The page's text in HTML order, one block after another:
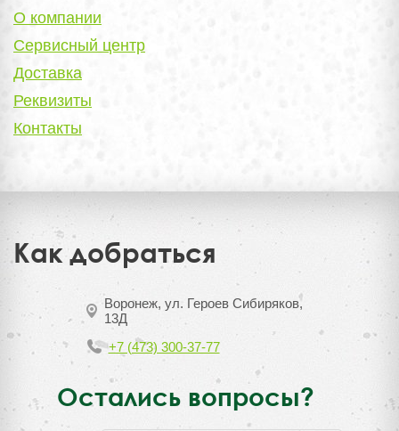
О компании
Сервисный центр
Доставка
Реквизиты
Контакты
Как добраться
Воронеж, ул. Героев Сибиряков,
13Д
+7 (473) 300-37-77
Остались вопросы?